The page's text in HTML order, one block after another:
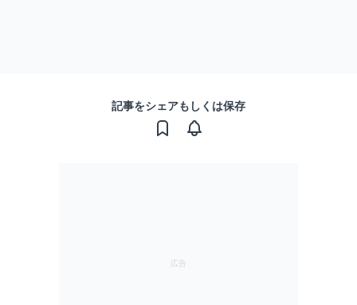
記事をシェアもしくは保存